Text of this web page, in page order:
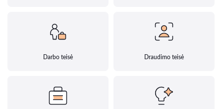
Darbo teisė Draudimo teisė